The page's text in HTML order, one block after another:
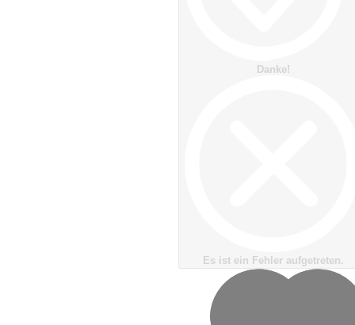
Danke!
Es ist ein Fehler aufgetreten.